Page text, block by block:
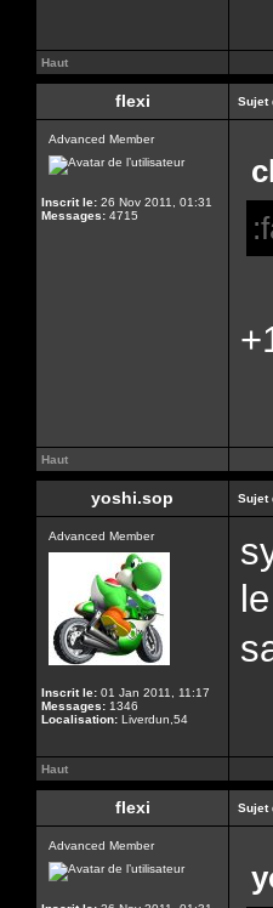
Haut
flexi Sujet
Advanced Member
Inscrit le: 26 Nov 2011, 01:31
Messages: 4715
Haut
yoshi.sop Sujet
Advanced Member
Inscrit le: 01 Jan 2011, 11:17
Messages: 1346
Localisation: Liverdun,54
Haut
flexi Sujet
Advanced Member